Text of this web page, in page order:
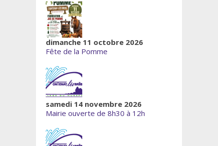
dimanche 11 octobre 2026
Fête de la Pomme
samedi 14 novembre 2026
Mairie ouverte de 8h30 à 12h